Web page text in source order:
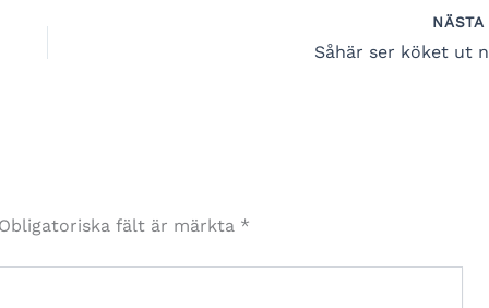
NÄSTA
Såhär ser köket ut
fält är märkta *